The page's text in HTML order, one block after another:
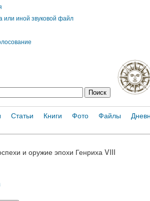
или иной звуковой файл
Статьи Книги Фото Файлы
и оружие эпохи Генриха VIII